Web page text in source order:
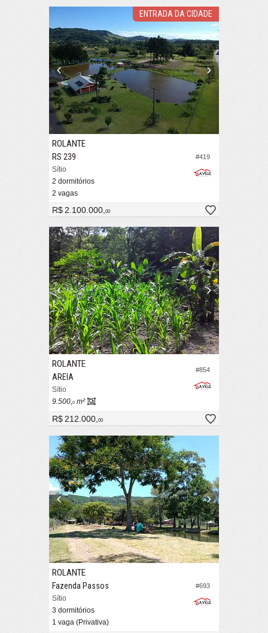
ENTRADA DA CIDADE
#419
ROLANTE
RS 239
Sítio
2 dormitórios
2 vagas
R$ 2.100.000,00
#854
ROLANTE
AREIA
Sítio
9.500,0 m²
R$ 212.000,00
#693
ROLANTE
Fazenda Passos
Sítio
3 dormitórios
1 vaga (Privativa)